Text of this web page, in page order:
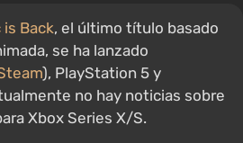
is Back, el último título basado
se ha lanzado
), PlayStation 5 y
no hay noticias sobre
Xbox Series X/S.